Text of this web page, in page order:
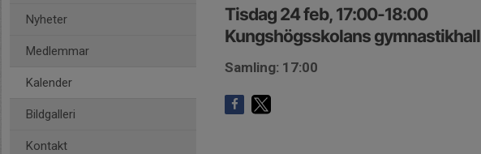
Nyheter
Medlemmar
Kalender
Bildgalleri
Kontakt
Tisdag 24 feb, 17:00-18:00
Kungshögsskolans gymnastikhall
Samling: 17:00